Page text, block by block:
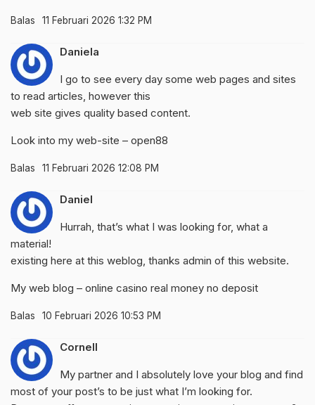
Balas 11 Februari 2026 1:32 PM
Daniela
I go to see every day some web pages and sites
to read articles, however this
web site gives quality based content.
Look into my web-site – open88
Balas 11 Februari 2026 12:08 PM
Daniel
Hurrah, that’s what I was looking for, what a
material!
existing here at this weblog, thanks admin of this website.
My web blog – online casino real money no deposit
Balas 10 Februari 2026 10:53 PM
Cornell
My partner and I absolutely love your blog and find
most of your post’s to be just what I’m looking for.